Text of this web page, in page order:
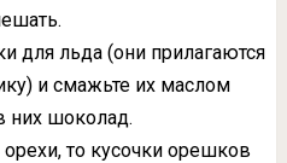
для льда (они прилагаются
и смажьте их маслом
них шоколад.
орехи, то кусочки орешков